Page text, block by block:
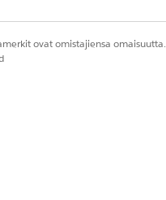
ovat omistajiensa omaisuutta.